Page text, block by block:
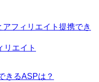
フィリエイト提携でき
リエイト
きるASPは？